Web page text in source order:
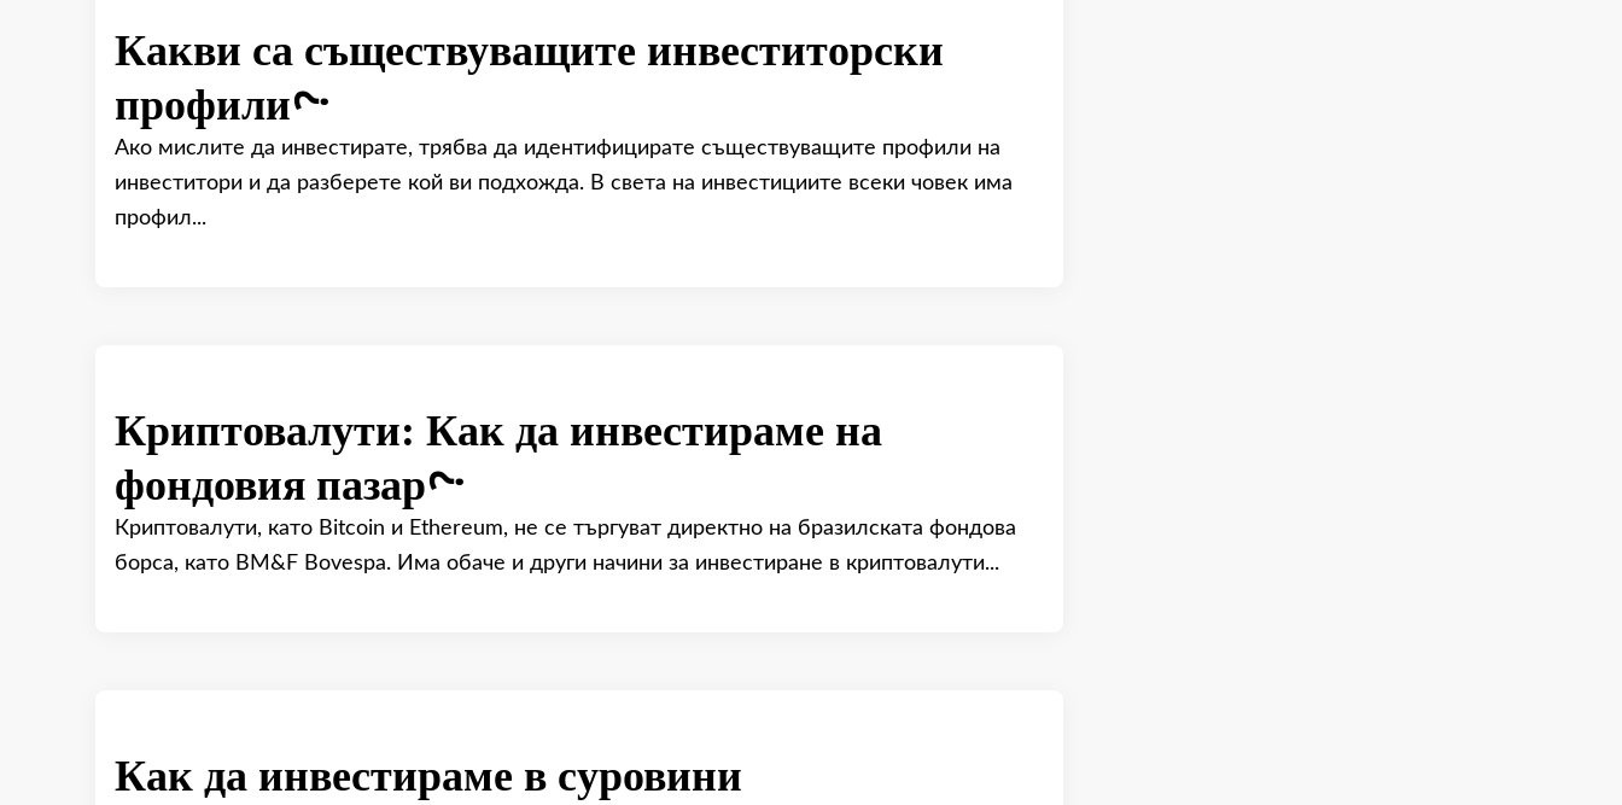
Какви са съществуващите инвеститорски
профили?
Ако мислите да инвестирате, трябва да идентифицирате съществуващите профили на
инвеститори и да разберете кой ви подхожда. В света на инвестициите всеки човек има
профил...
Криптовалути: Как да инвестираме на
фондовия пазар?
Криптовалути, като Bitcoin и Ethereum, не се търгуват директно на бразилската фондова
борса, като BM&F Bovespa. Има обаче и други начини за инвестиране в криптовалути...
Как да инвестираме в суровини